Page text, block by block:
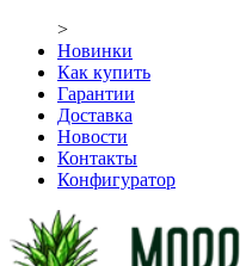
>
Новинки
Как купить
Гарантии
Доставка
Новости
Контакты
Конфигуратор